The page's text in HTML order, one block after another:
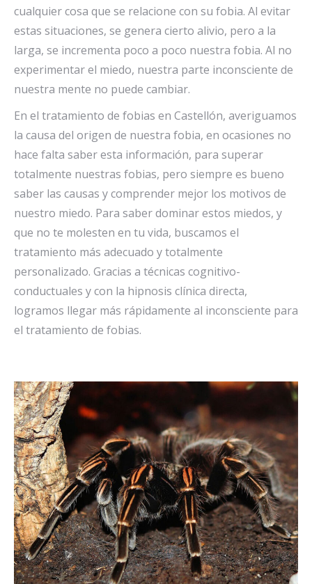
cualquier cosa que se relacione con su fobia. Al evitar
estas situaciones, se genera cierto alivio, pero a la
larga, se incrementa poco a poco nuestra fobia. Al no
experimentar el miedo, nuestra parte inconsciente de
nuestra mente no puede cambiar.
En el tratamiento de fobias en Castellón, averiguamos
la causa del origen de nuestra fobia, en ocasiones no
hace falta saber esta información, para superar
totalmente nuestras fobias, pero siempre es bueno
saber las causas y comprender mejor los motivos de
nuestro miedo. Para saber dominar estos miedos, y
que no te molesten en tu vida, buscamos el
tratamiento más adecuado y totalmente
personalizado. Gracias a técnicas cognitivo-
conductuales y con la hipnosis clínica directa,
logramos llegar más rápidamente al inconsciente para
el tratamiento de fobias.